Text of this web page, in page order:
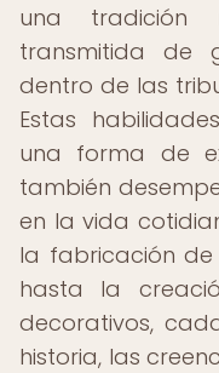
una tradición
transmitida de
dentro de las
Estas
una forma de
también
en la vida
la fabricación de
hasta la
decorativos,
historia, las